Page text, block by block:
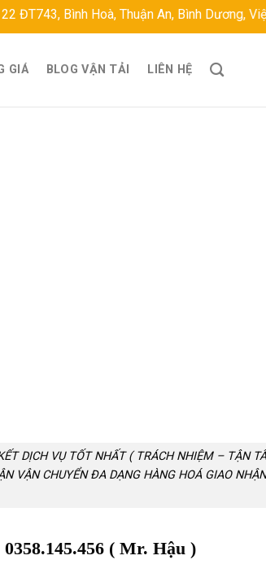
Bình Hoà, Thuận An, Bình Dương, Việt Nam
GIÁ BLOG VẬN TẢI LIÊN HỆ
DỊCH VỤ TỐT NHẤT ( TRÁCH NHIỆM – TẬN
VẬN CHUYỂN ĐA DẠNG HÀNG HOÁ GIAO
( Mr. Hậu )